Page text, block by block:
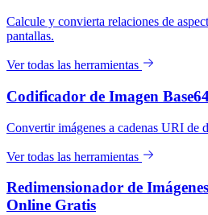
Calcule y convierta relaciones de
pantallas.
Ver todas las herramientas
Codificador de Imagen
Convertir imágenes a cadenas URI de
Ver todas las herramientas
Redimensionador de
Online Gratis